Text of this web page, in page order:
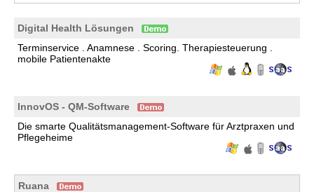
Digital Health Lösungen
Terminservice . Anamnese . Scoring. Therapiesteuerung .
mobile Patientenakte
InnovOS - QM-Software
Die smarte Qualitätsmanagement-Software für Arztpraxen und
Pflegeheime
Ruana